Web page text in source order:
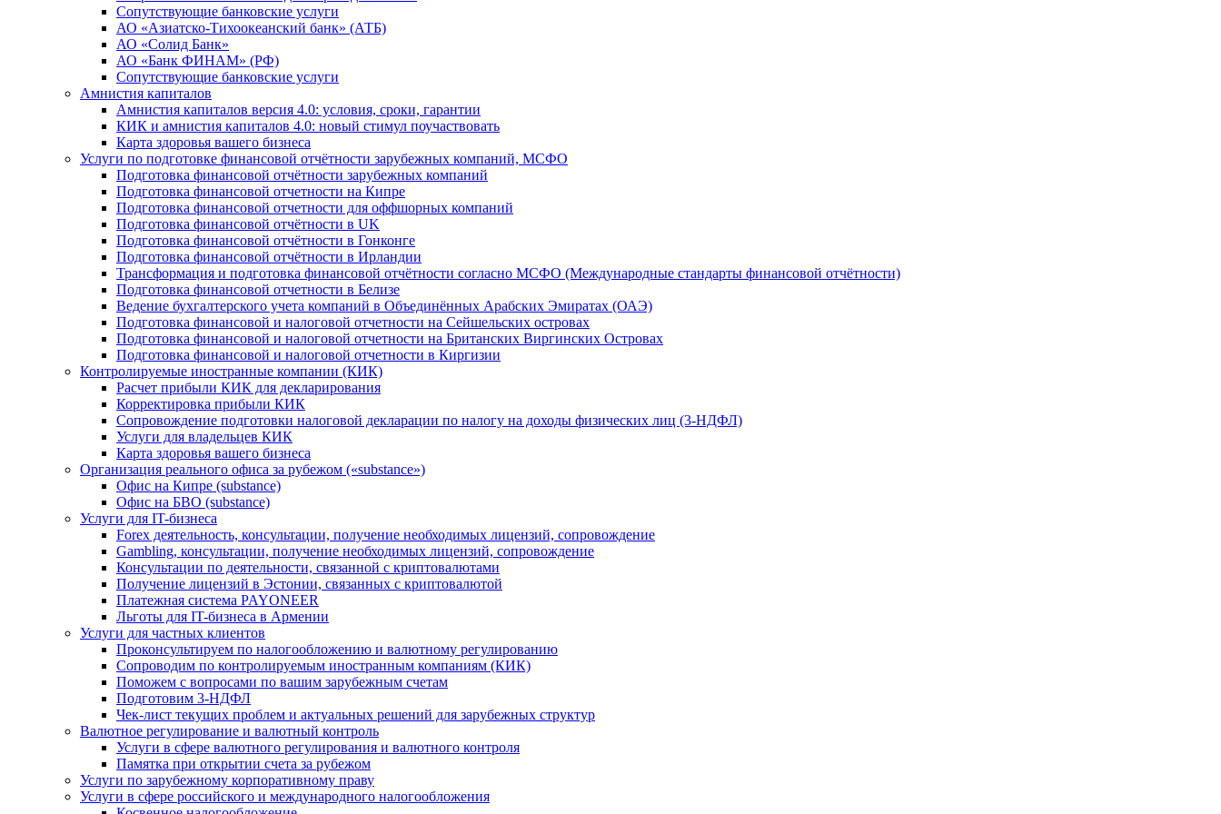
Сопутствующие банковские услуги
АО «Азиатско-Тихоокеанский банк» (АТБ)
АО «Солид Банк»
АО «Банк ФИНАМ» (РФ)
Сопутствующие банковские услуги
Амнистия капиталов
Амнистия капиталов версия 4.0: условия, сроки, гарантии
КИК и амнистия капиталов 4.0: новый стимул поучаствовать
Карта здоровья вашего бизнеса
Услуги по подготовке финансовой отчётности зарубежных компаний, МСФО
Подготовка финансовой отчётности зарубежных компаний
Подготовка финансовой отчетности на Кипре
Подготовка финансовой отчетности для оффшорных компаний
Подготовка финансовой отчётности в UK
Подготовка финансовой отчётности в Гонконге
Подготовка финансовой отчётности в Ирландии
Трансформация и подготовка финансовой отчётности согласно МСФО (Международные стандарты финансовой отчётности)
Подготовка финансовой отчетности в Белизе
Ведение бухгалтерского учета компаний в Объединённых Арабских Эмиратах (ОАЭ)
Подготовка финансовой и налоговой отчетности на Сейшельских островах
Подготовка финансовой и налоговой отчетности на Британских Виргинских Островах
Подготовка финансовой и налоговой отчетности в Киргизии
Контролируемые иностранные компании (КИК)
Расчет прибыли КИК для декларирования
Корректировка прибыли КИК
Сопровождение подготовки налоговой декларации по налогу на доходы физических лиц (3-НДФЛ)
Услуги для владельцев КИК
Карта здоровья вашего бизнеса
Организация реального офиса за рубежом («substance»)
Офис на Кипре (substance)
Офис на БВО (substance)
Услуги для IT-бизнеса
Forex деятельность, консультации, получение необходимых лицензий, сопровождение
Gambling, консультации, получение необходимых лицензий, сопровождение
Консультации по деятельности, связанной с криптовалютами
Получение лицензий в Эстонии, связанных с криптовалютой
Платежная система PAYONEER
Льготы для IT-бизнеса в Армении
Услуги для частных клиентов
Проконсультируем по налогообложению и валютному регулированию
Сопроводим по контролируемым иностранным компаниям (КИК)
Поможем с вопросами по вашим зарубежным счетам
Подготовим 3-НДФЛ
Чек-лист текущих проблем и актуальных решений для зарубежных структур
Валютное регулирование и валютный контроль
Услуги в сфере валютного регулирования и валютного контроля
Памятка при открытии счета за рубежом
Услуги по зарубежному корпоративному праву
Услуги в сфере российского и международного налогообложения